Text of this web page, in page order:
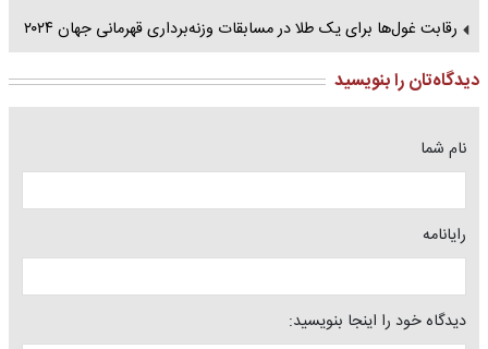
رقابت‌ غول‌ها برای یک طلا در مسابقات وزنه‌برداری قهرمانی جهان ۲۰۲۴
دیدگاه‌تان را بنویسید
نام شما
رایانامه
دیدگاه خود را اینجا بنویسید: